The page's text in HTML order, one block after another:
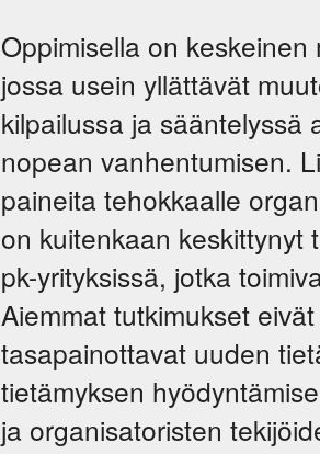
Oppimisella on
jossa usein yllättävät
kilpailussa ja sääntelyssä
nopean vanhentumisen.
paineita tehokkaalle
on kuitenkaan keskittynyt
pk-yrityksissä, jotka
Aiemmat tutkimukset
tasapainottavat uuden
tietämyksen
ja organisatoristen